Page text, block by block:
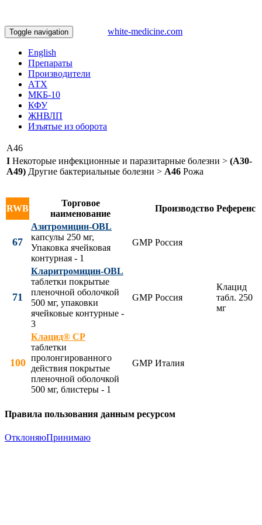
Toggle navigation white-medicine.com
English
Препараты
Производители
АТХ
МКБ-10
КФУ
ЖНВЛП
Изъятые из оборота
A46
I Некоторые инфекционные и паразитарные болезни > (A30-
A49) Другие бактериальные болезни > A46 Рожа
RWB
Торговое
наименование
Производство Референс
67
Азитромицин-OBL
капсулы 250 мг,
Упаковка ячейковая
контурная - 1
GMP Россия
71
Кларитромицин-OBL
таблетки покрытые
пленочной оболочкой
500 мг, упаковки
ячейковые контурные -
3
GMP Россия
Клацид
табл. 250
мг
100
Клацид® СР
таблетки
пролонгированного
действия покрытые
пленочной оболочкой
500 мг, блистеры - 1
GMP Италия
Правила пользования данным ресурсом
ОтклоняюПринимаю